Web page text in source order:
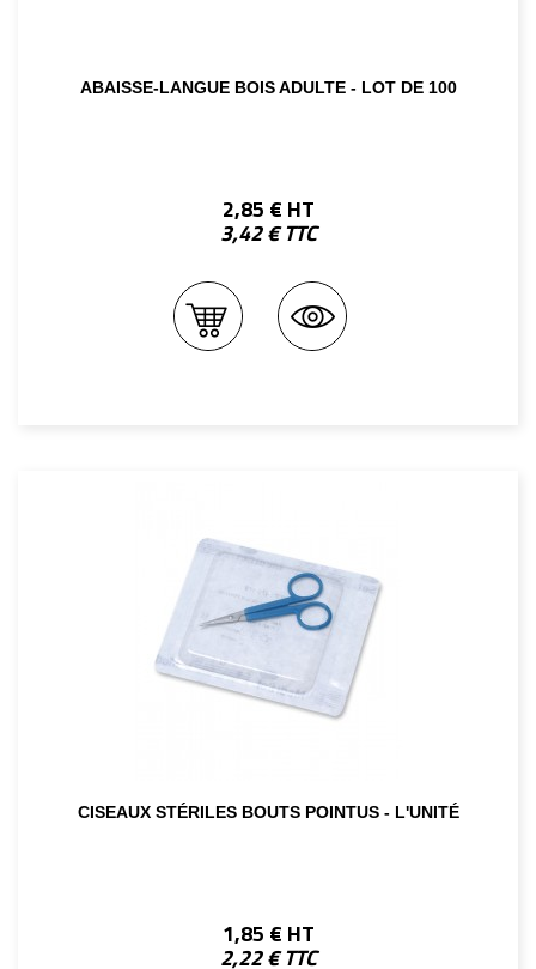
ABAISSE-LANGUE BOIS ADULTE - LOT DE 100
2,85 € HT
3,42 € TTC
CISEAUX STÉRILES BOUTS POINTUS - L'UNITÉ
1,85 € HT
2,22 € TTC